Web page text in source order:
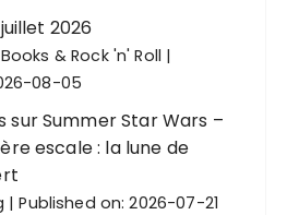
2026
& Rock 'n' Roll
08-05
sur Summer Star Wars –
escale : la lune de
Published on: 2026-07-21